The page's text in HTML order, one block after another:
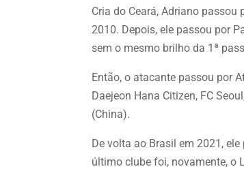
Cria do Ceará, Adriano
2010. Depois, ele passou por
sem o mesmo brilho da 1ª
Então, o atacante passou por
Daejeon Hana Citizen, FC
(China).
De volta ao Brasil em 2021,
último clube foi, novamente, o